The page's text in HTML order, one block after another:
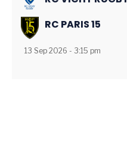
RC PARIS 15
13 Sep 2026 - 3:15 pm